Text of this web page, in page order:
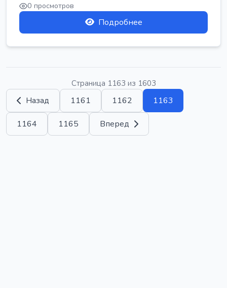
0 просмотров
Подробнее
Страница 1163 из 1603
Назад 1161 1162 1163
1164 1165 Вперед